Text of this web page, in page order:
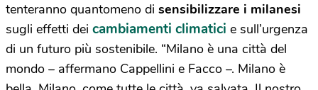
tenteranno quantomeno di sensibilizzare i milanesi
sugli effetti dei cambiamenti climatici e sull’urgenza
di un futuro più sostenibile. “Milano è una città del
mondo – affermano Cappellini e Facco –. Milano è